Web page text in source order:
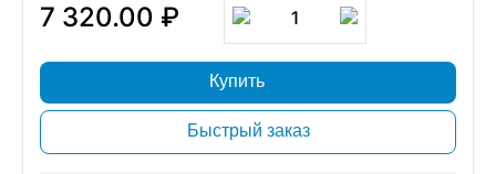
7 320.00 ₽ 1
Купить
Быстрый заказ